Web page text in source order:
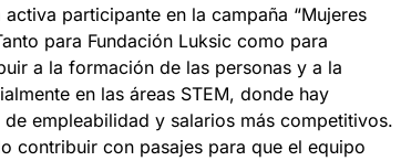
participante en la campaña “Mujeres
para Fundación Luksic como para
a la formación de las personas y a la
en las áreas STEM, donde hay
empleabilidad y salarios más competitivos.
contribuir con pasajes para que el equipo